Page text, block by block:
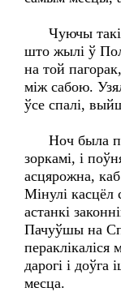
Чуючы такія
што жылі ў
на той
між сабою.
ўсе спалі,
Ноч была
зоркамі, і
асцярожна, каб
Мінулі
астанкі
Пачуўшы на
пераклікаліся
дарогі і доўга
месца.